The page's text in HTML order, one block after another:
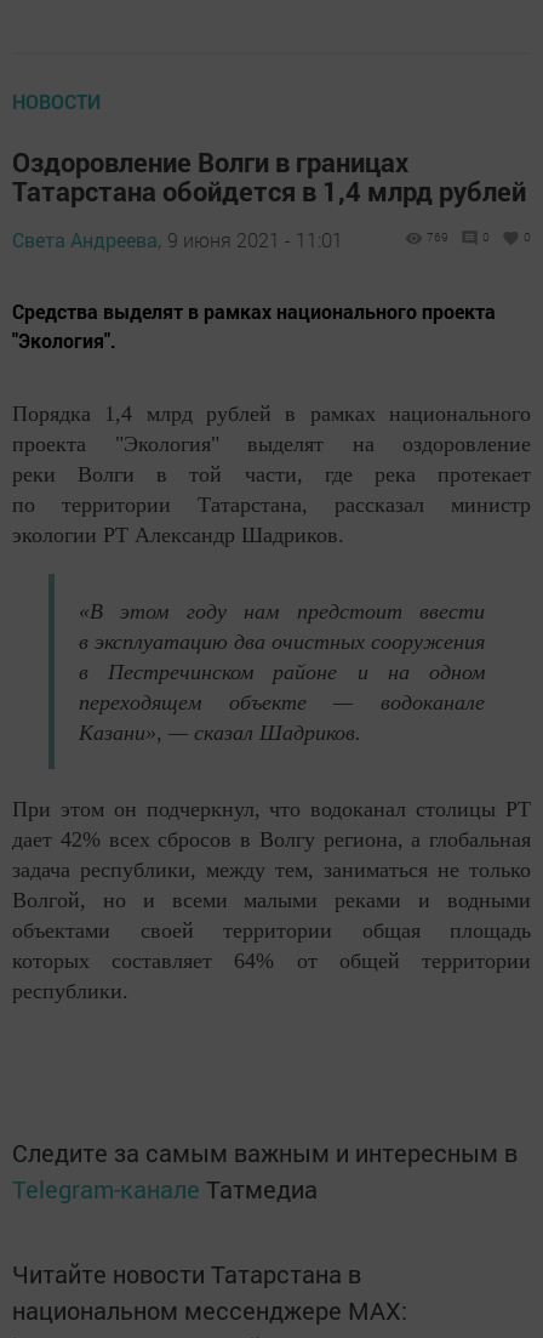
НОВОСТИ
Оздоровление Волги в границах
Татарстана обойдется в 1,4 млрд рублей
Света Андреева, 9 июня 2021 - 11:01 769 0 0
Средства выделят в рамках национального проекта
"Экология".
Порядка 1,4 млрд рублей в рамках национального
проекта "Экология" выделят на оздоровление
реки Волги в той части, где река протекает
по территории Татарстана, рассказал министр
экологии РТ Александр Шадриков.
«В этом году нам предстоит ввести
в эксплуатацию два очистных сооружения
в Пестречинском районе и на одном
переходящем объекте — водоканале
Казани», — сказал Шадриков.
При этом он подчеркнул, что водоканал столицы РТ
дает 42% всех сбросов в Волгу региона, а глобальная
задача республики, между тем, заниматься не только
Волгой, но и всеми малыми реками и водными
объектами своей территории общая площадь
которых составляет 64% от общей территории
республики.
Следите за самым важным и интересным в
Telegram-канале Татмедиа
Читайте новости Татарстана в
национальном мессенджере MАХ: